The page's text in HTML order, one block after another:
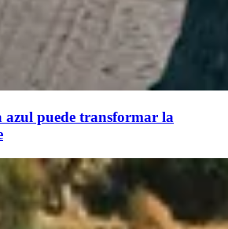
azul puede transformar la